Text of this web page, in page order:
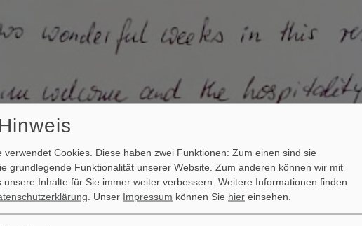
verwendet Cookies. Diese haben zwei Funktionen: Zum einen sind sie
grundlegende Funktionalität unserer Website. Zum anderen können wir mit
unsere Inhalte für Sie immer weiter verbessern. Weitere Informationen finden
. Unser Impressum können Sie hier einsehen.